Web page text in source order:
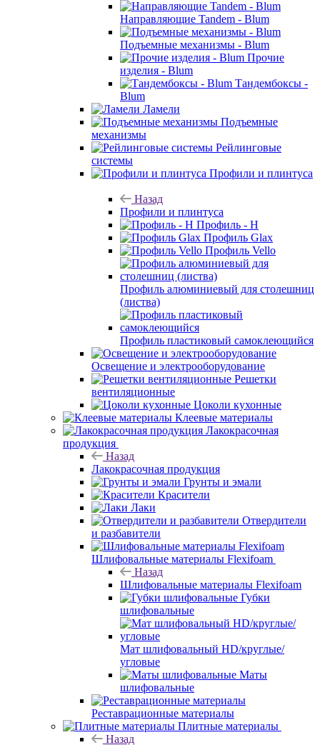
Направляющие Tandem - Blum
Подъемные механизмы - Blum
Прочие
изделия - Blum
Тандембоксы -
Blum
Ламели
Подъемные
механизмы
Рейлинговые
системы
Профили и плинтуса
Назад
Профили и плинтуса
Профиль - H
Профиль Glax
Профиль Vello
Профиль алюминиевый для столешниц
(листва)
Профиль пластиковый самоклеющийся
Освещение и электрооборудование
Решетки
вентиляционные
Цоколи кухонные
Клеевые материалы
Лакокрасочная
продукция
Назад
Лакокрасочная продукция
Грунты и эмали
Красители
Лаки
Отвердители
и разбавители
Шлифовальные материалы Flexifoam
Назад
Шлифовальные материалы Flexifoam
Губки
шлифовальные
Мат шлифовальный HD/круглые/
угловые
Маты
шлифовальные
Реставрационные материалы
Плитные материалы
Назад